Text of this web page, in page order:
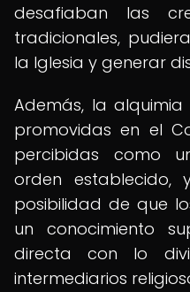
desafiaban las
tradicionales,
la Iglesia y generar
Además, la
promovidas en el
percibidas como
orden
posibilidad de que
un conocimiento
directa con lo
intermediarios